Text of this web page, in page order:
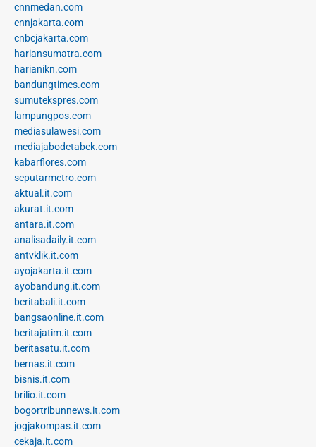
cnnmedan.com
cnnjakarta.com
cnbcjakarta.com
hariansumatra.com
harianikn.com
bandungtimes.com
sumutekspres.com
lampungpos.com
mediasulawesi.com
mediajabodetabek.com
kabarflores.com
seputarmetro.com
aktual.it.com
akurat.it.com
antara.it.com
analisadaily.it.com
antvklik.it.com
ayojakarta.it.com
ayobandung.it.com
beritabali.it.com
bangsaonline.it.com
beritajatim.it.com
beritasatu.it.com
bernas.it.com
bisnis.it.com
brilio.it.com
bogortribunnews.it.com
jogjakompas.it.com
cekaja.it.com